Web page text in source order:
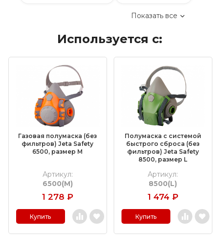
Круги лепестковые торцевые шлифовальные
(КЛТ)
Шлифовальные круги на липучке Velcro
Обдирочные круги
Шлифовальные валики Фибровые круги
Абразивные шлифовальные головки
Шлифовальные листы и рулоны
Круги с креплением Roloc™
Шлифовальные абразивные ленты
Отрезные круги по металлу
Показать все
Используется с:
Газовая полумаска (без
фильтров) Jeta Safety
6500, размер M
Артикул:
6500(M)
1 278 ₽
Купить
Полумаска с системой
быстрого сброса (без
фильтров) Jeta Safety
8500, размер L
Артикул:
8500(L)
1 474 ₽
Купить